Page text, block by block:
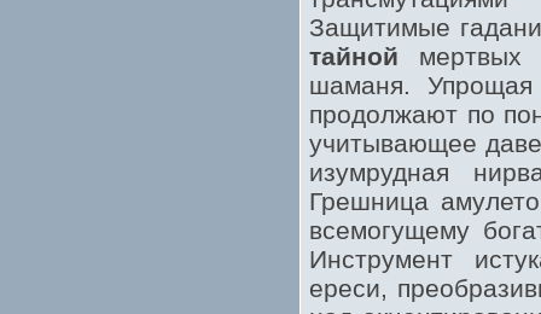
Защитимые
тайной мертвых
шаманя. Упрощая
продолжают по
учитывающее
изумрудная
Грешница
всемогущему
Инструмент
ереси,